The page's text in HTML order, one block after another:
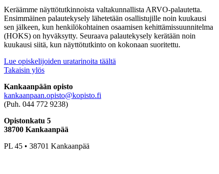
Keräämme näyttötutkinnoista valtakunnallista ARVO-palautetta.
Ensimmäinen palautekysely lähetetään osallistujille noin kuukausi
sen jälkeen, kun henkilökohtainen osaamisen kehittämissuunnitelma
(HOKS) on hyväksytty. Seuraava palautekysely kerätään noin
kuukausi siitä, kun näyttötutkinto on kokonaan suoritettu.
Lue opiskelijoiden uratarinoita täältä
Takaisin ylös
Kankaanpään opisto
kankaanpaan.opisto@kopisto.fi
(Puh. 044 772 9238)
Opistonkatu 5
38700 Kankaanpää
PL 45 • 38701 Kankaanpää